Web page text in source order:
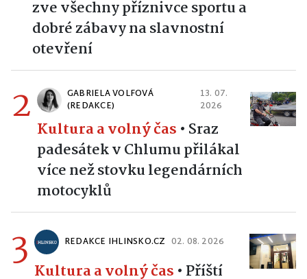
Kultura a volný čas•
Všesportovní areál Olšinky
zve všechny příznivce sportu a
dobré zábavy na slavnostní
otevření
GABRIELA VOLFOVÁ
(REDAKCE)
13. 07.
2026
Kultura a volný čas•Sraz
padesátek v Chlumu přilákal
více než stovku legendárních
motocyklů